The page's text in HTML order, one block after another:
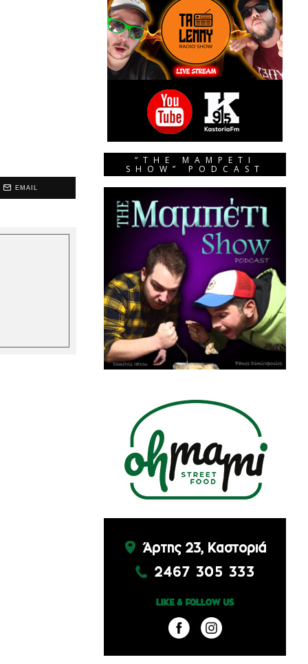
EMAIL
“THE MAMPETI
SHOW” PODCAST